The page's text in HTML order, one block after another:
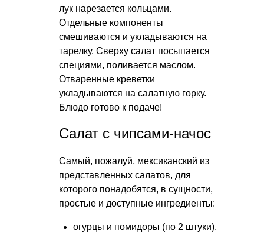
лук нарезается кольцами.
Отдельные компоненты
смешиваются и укладываются на
тарелку. Сверху салат посыпается
специями, поливается маслом.
Отваренные креветки
укладываются на салатную горку.
Блюдо готово к подаче!
Салат с чипсами-начос
Самый, пожалуй, мексиканский из
представленных салатов, для
которого понадобятся, в сущности,
простые и доступные ингредиенты:
огурцы и помидоры (по 2 штуки),